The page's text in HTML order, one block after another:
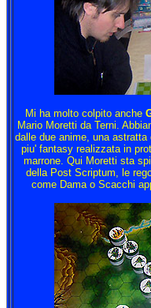
Mi ha molto colpito anche
Mario Moretti da Terni.
dalle due anime, una
piu' fantasy realizzata in
marrone. Qui Moretti sta
della Post Scriptum, le
come Dama o Scacchi